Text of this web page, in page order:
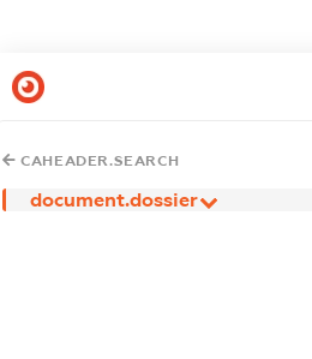
CAHEADER.SEARCH
document.dossier